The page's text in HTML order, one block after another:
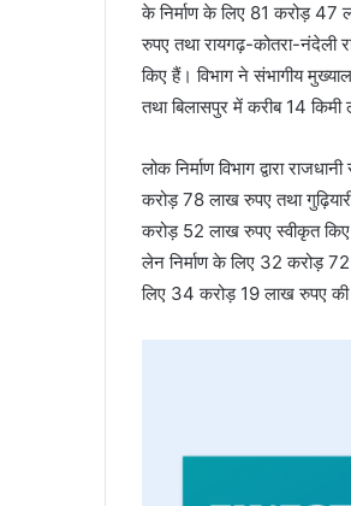
के निर्माण के लिए 81 करोड़ 47
रुपए तथा रायगढ़-कोतरा-नंदेली
किए हैं। विभाग ने संभागीय
तथा बिलासपुर में करीब 14
लोक निर्माण विभाग द्वारा
करोड़ 78 लाख रुपए तथा
करोड़ 52 लाख रुपए स्वीकृत
लेन निर्माण के लिए 32 करोड़
लिए 34 करोड़ 19 लाख रुपए की